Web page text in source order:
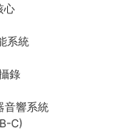
心
系統
錄
音響系統
C)